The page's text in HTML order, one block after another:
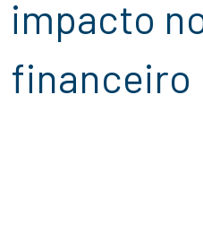
impacto
financeiro